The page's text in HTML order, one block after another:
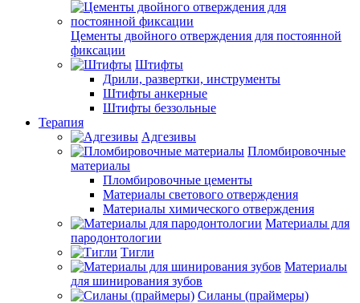
Цементы двойного отверждения для постоянной
фиксации
Штифты
Дрили, развертки, инструменты
Штифты анкерные
Штифты беззольные
Терапия
Адгезивы
Пломбировочные
материалы
Пломбировочные цементы
Материалы светового отверждения
Материалы химического отверждения
Материалы для
пародонтологии
Тигли
Материалы
для шинирования зубов
Силаны (праймеры)